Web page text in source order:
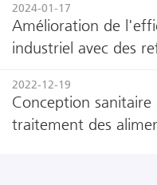
2024-01-17
Amélioration de
industriel avec des
2022-12-19
Conception
traitement des